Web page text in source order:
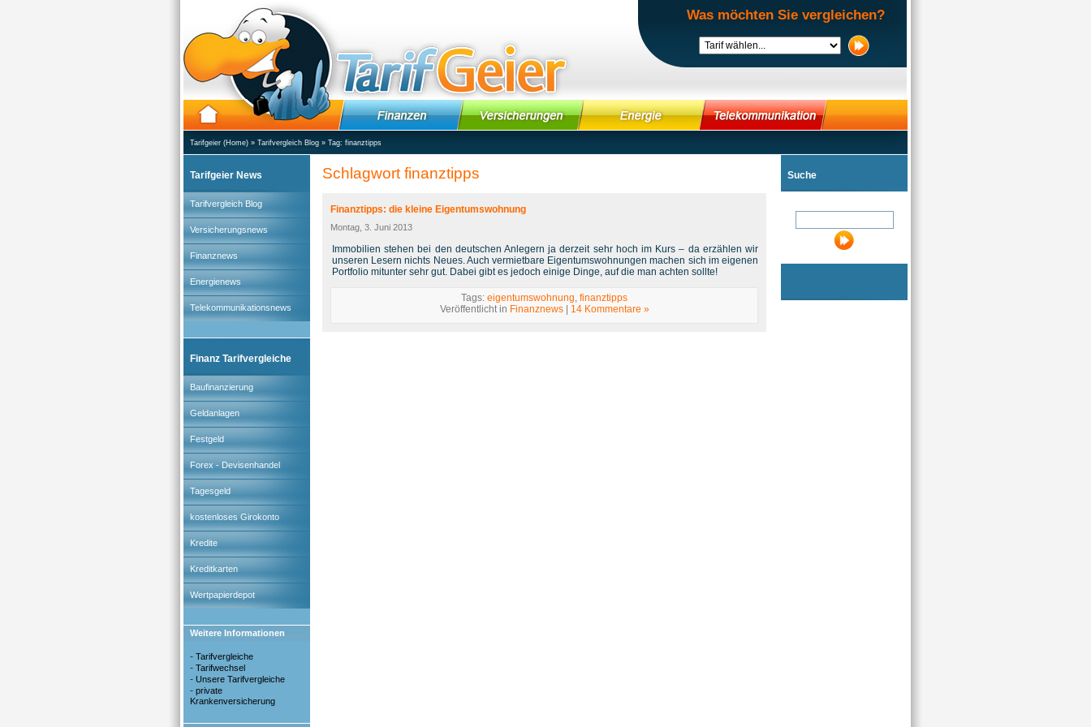
Was möchten Sie vergleichen?
Tarifgeier (Home) » Tarifvergleich Blog » Tag: finanztipps
Tarifgeier News
Tarifvergleich Blog
Versicherungsnews
Finanznews
Energienews
Telekommunikationsnews
Finanz Tarifvergleiche
Baufinanzierung
Geldanlagen
Festgeld
Forex - Devisenhandel
Tagesgeld
kostenloses Girokonto
Kredite
Kreditkarten
Wertpapierdepot
Weitere Informationen
- Tarifvergleiche
- Tarifwechsel
- Unsere Tarifvergleiche
- private
Krankenversicherung
Schlagwort finanztipps
Finanztipps: die kleine Eigentumswohnung
Montag, 3. Juni 2013
Immobilien stehen bei den deutschen Anlegern ja derzeit sehr hoch im Kurs – da erzählen wir
unseren Lesern nichts Neues. Auch vermietbare Eigentumswohnungen machen sich im eigenen
Portfolio mitunter sehr gut. Dabei gibt es jedoch einige Dinge, auf die man achten sollte!
Tags: eigentumswohnung, finanztipps
Veröffentlicht in Finanznews| 14 Kommentare »
Suche